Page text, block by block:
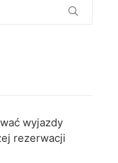
wyjazdy
rezerwacji